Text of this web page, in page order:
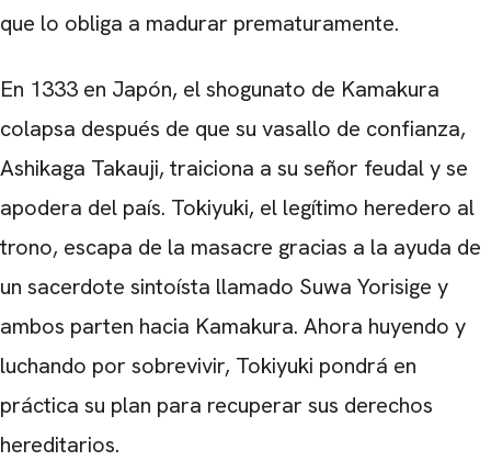
que lo obliga a madurar prematuramente.
En 1333 en Japón, el shogunato de Kamakura
colapsa después de que su vasallo de confianza,
Ashikaga Takauji, traiciona a su señor feudal y se
apodera del país. Tokiyuki, el legítimo heredero al
trono, escapa de la masacre gracias a la ayuda de
un sacerdote sintoísta llamado Suwa Yorisige y
ambos parten hacia Kamakura. Ahora huyendo y
luchando por sobrevivir, Tokiyuki pondrá en
práctica su plan para recuperar sus derechos
hereditarios.